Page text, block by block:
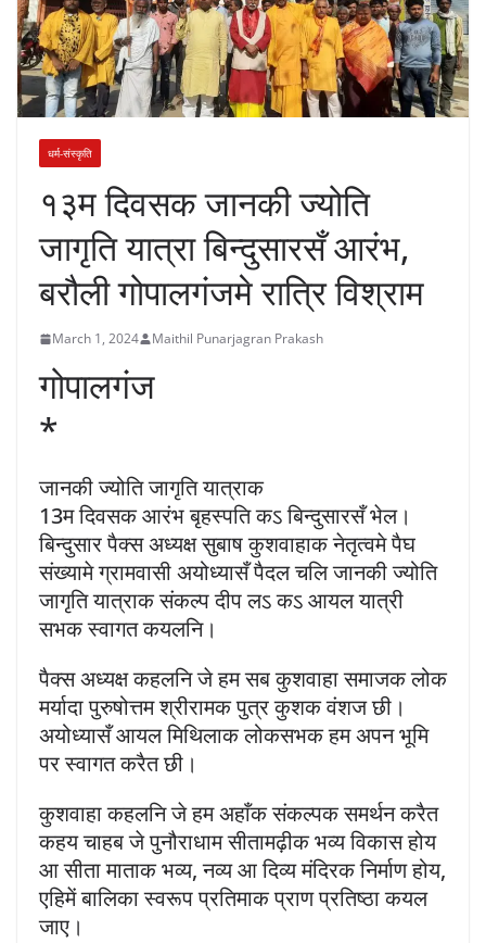
धर्म-संस्कृति
१३म दिवसक जानकी ज्योति
जागृति यात्रा बिन्दुसारसँ आरंभ,
बरौली गोपालगंजमे रात्रि विश्राम
March 1, 2024 Maithil Punarjagran Prakash
गोपालगंज
*
जानकी ज्योति जागृति यात्राक
13म दिवसक आरंभ बृहस्पति कऽ बिन्दुसारसँ भेल।
बिन्दुसार पैक्स अध्यक्ष सुबाष कुशवाहाक नेतृत्वमे पैघ
संख्यामे ग्रामवासी अयोध्यासँ पैदल चलि जानकी ज्योति
जागृति यात्राक संकल्प दीप लऽ कऽ आयल यात्री
सभक स्वागत कयलनि।
पैक्स अध्यक्ष कहलनि जे हम सब कुशवाहा समाजक लोक
मर्यादा पुरुषोत्तम श्रीरामक पुत्र कुशक वंशज छी।
अयोध्यासँ आयल मिथिलाक लोकसभक हम अपन भूमि
पर स्वागत करैत छी।
कुशवाहा कहलनि जे हम अहाँक संकल्पक समर्थन करैत
कहय चाहब जे पुनौराधाम सीतामढ़ीक भव्य विकास होय
आ सीता माताक भव्य, नव्य आ दिव्य मंदिरक निर्माण होय,
एहिमें बालिका स्वरूप प्रतिमाक प्राण प्रतिष्ठा कयल
जाए।